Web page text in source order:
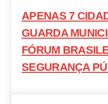
APENAS 7
GUARDA
FÓRUM
SEGURANÇA